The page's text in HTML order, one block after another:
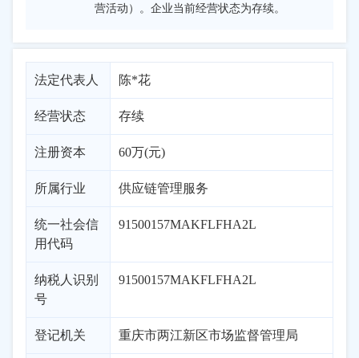
营活动）。企业当前经营状态为存续。
法定代表人 陈*花
经营状态 存续
注册资本 60万(元)
所属行业 供应链管理服务
统一社会信
用代码
91500157MAKFLFHA2L
纳税人识别
号
91500157MAKFLFHA2L
登记机关 重庆市两江新区市场监督管理局